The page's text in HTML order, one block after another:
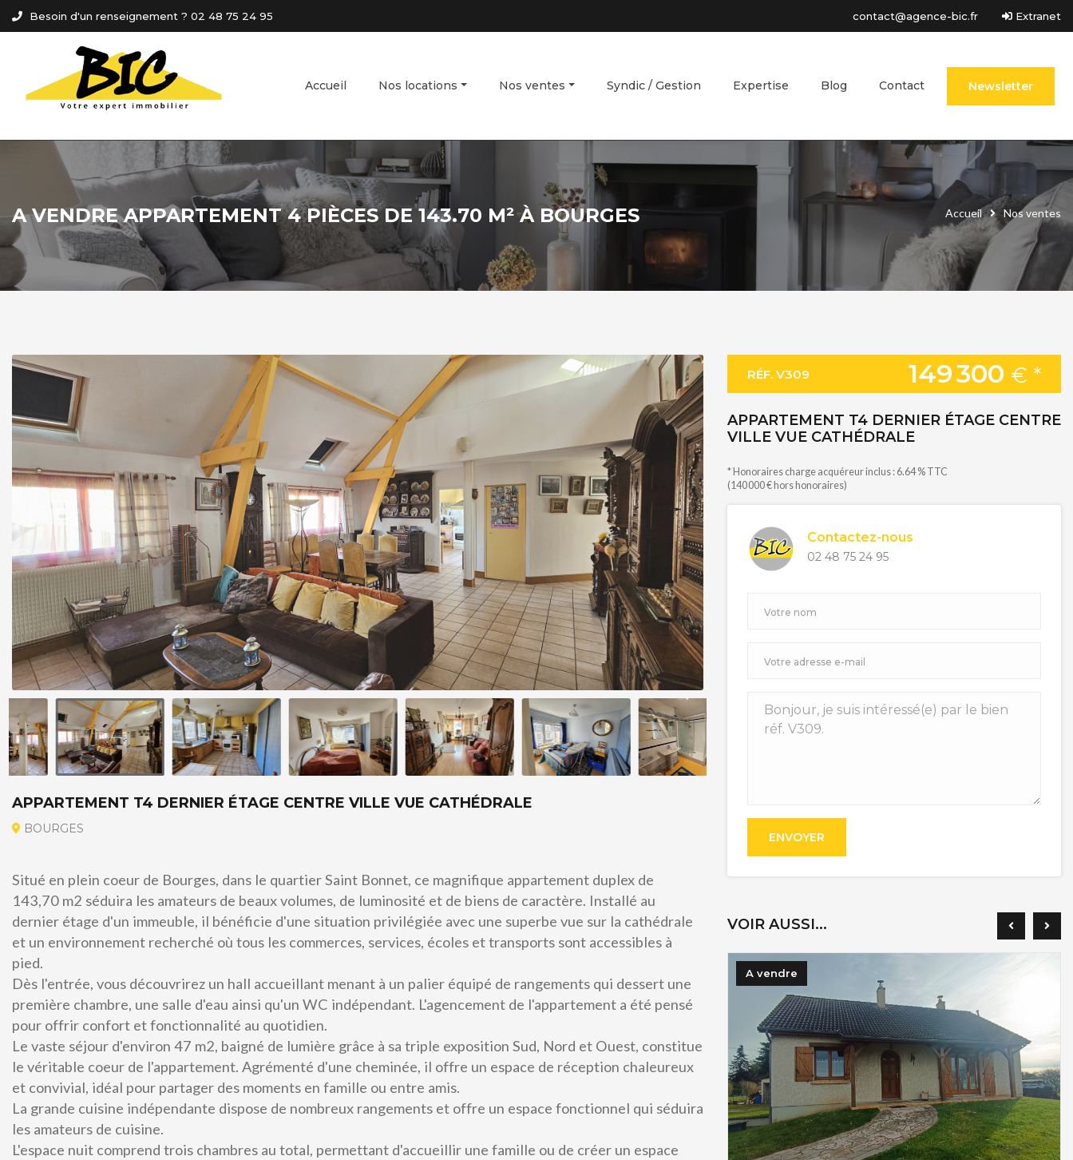
Panneau de gestion des cookies
Besoin d'un renseignement ? 02 48 75 24 95 contact@agence-bic.fr Extranet
Accueil Nos locations Nos ventes Syndic / Gestion Expertise Blog Contact Newsletter
A VENDRE APPARTEMENT 4 PIÈCES DE 143.70 M² À BOURGES Accueil Nos ventes
APPARTEMENT T4 DERNIER ÉTAGE CENTRE VILLE VUE CATHÉDRALE
BOURGES
Situé en plein coeur de Bourges, dans le quartier Saint Bonnet, ce magnifique appartement duplex de
143,70 m2 séduira les amateurs de beaux volumes, de luminosité et de biens de caractère. Installé au
dernier étage d'un immeuble, il bénéficie d'une situation privilégiée avec une superbe vue sur la cathédrale
et un environnement recherché où tous les commerces, services, écoles et transports sont accessibles à
pied.
Dès l'entrée, vous découvrirez un hall accueillant menant à un palier équipé de rangements qui dessert une
première chambre, une salle d'eau ainsi qu'un WC indépendant. L'agencement de l'appartement a été pensé
pour offrir confort et fonctionnalité au quotidien.
Le vaste séjour d'environ 47 m2, baigné de lumière grâce à sa triple exposition Sud, Nord et Ouest, constitue
le véritable coeur de l'appartement. Agrémenté d'une cheminée, il offre un espace de réception chaleureux
et convivial, idéal pour partager des moments en famille ou entre amis.
La grande cuisine indépendante dispose de nombreux rangements et offre un espace fonctionnel qui séduira
les amateurs de cuisine.
L'espace nuit comprend trois chambres au total, permettant d'accueillir une famille ou de créer un espace
RÉF. V309 149 300 € *
APPARTEMENT T4 DERNIER ÉTAGE CENTRE
VILLE VUE CATHÉDRALE
* Honoraires charge acquéreur inclus : 6.64 % TTC
(140 000 € hors honoraires)
Contactez-nous
02 48 75 24 95
ENVOYER
VOIR AUSSI...
A vendre